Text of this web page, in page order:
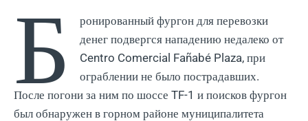
Б
ронированный фургон для перевозки
денег подвергся нападению недалеко от
Centro Comercial Fañabé Plaza, при
ограблении не было пострадавших.
После погони за ним по шоссе TF-1 и поисков фургон
был обнаружен в горном районе муниципалитета